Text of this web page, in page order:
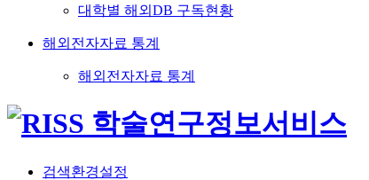
대학별 해외DB 구독현황
해외전자자료 통계
해외전자자료 통계
검색환경설정